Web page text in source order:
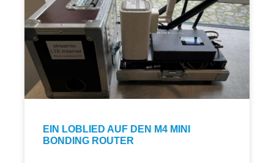
EIN LOBLIED AUF DEN M4 MINI
BONDING ROUTER